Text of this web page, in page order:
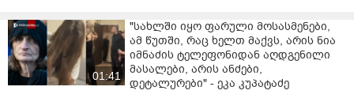
პროცესზე სააკაშვილმა განცხადების გაკეთების
უფლება ითხოვა, რისი საშუალებაც მას მოსამართლემ
არ მისცა. აღნიშნულს სააკაშვილის გაღიზიანება
მოჰყვა, რის შემდეგაც მას სხდომათა დარბაზი
დაატოვებინეს.
01:41
"სახლში იყო ფარული მოსასმენები,
ამ წუთში, რაც ხელთ მაქვს, არის ნია
იმნაძის ტელეფონიდან აღდგენილი
მასალები, არის ანძები,
დეტალურები" - ეკა კუპატაძე